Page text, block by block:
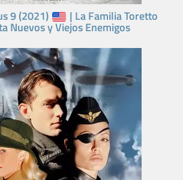
9 (2021) | La Familia Toretto
Nuevos y Viejos Enemigos